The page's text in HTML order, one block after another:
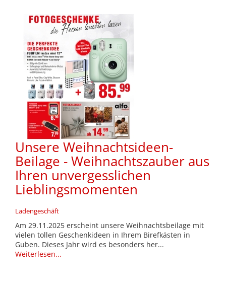
Unsere Weihnachtsideen-
Beilage - Weihnachtszauber aus
Ihren unvergesslichen
Lieblingsmomenten
Ladengeschäft
Am 29.11.2025 erscheint unsere Weihnachtsbeilage mit
vielen tollen Geschenkideen in Ihrem Birefkästen in
Guben. Dieses Jahr wird es besonders her...
Weiterlesen...